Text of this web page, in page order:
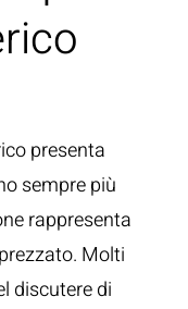
presenta
sempre più
rappresenta
Molti
discutere di